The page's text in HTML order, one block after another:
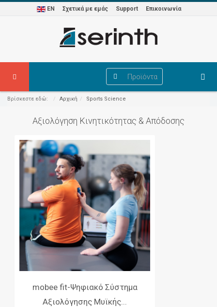
EN Σχετικά με εμάς Support Επικοινωνία
Προϊόντα
Βρίσκεστε εδώ: Αρχική Sports Science
Αξιολόγηση Κινητικότητας & Απόδοσης
mobee fit-Ψηφιακό Σύστημα
Αξιολόγησης Μυϊκής...